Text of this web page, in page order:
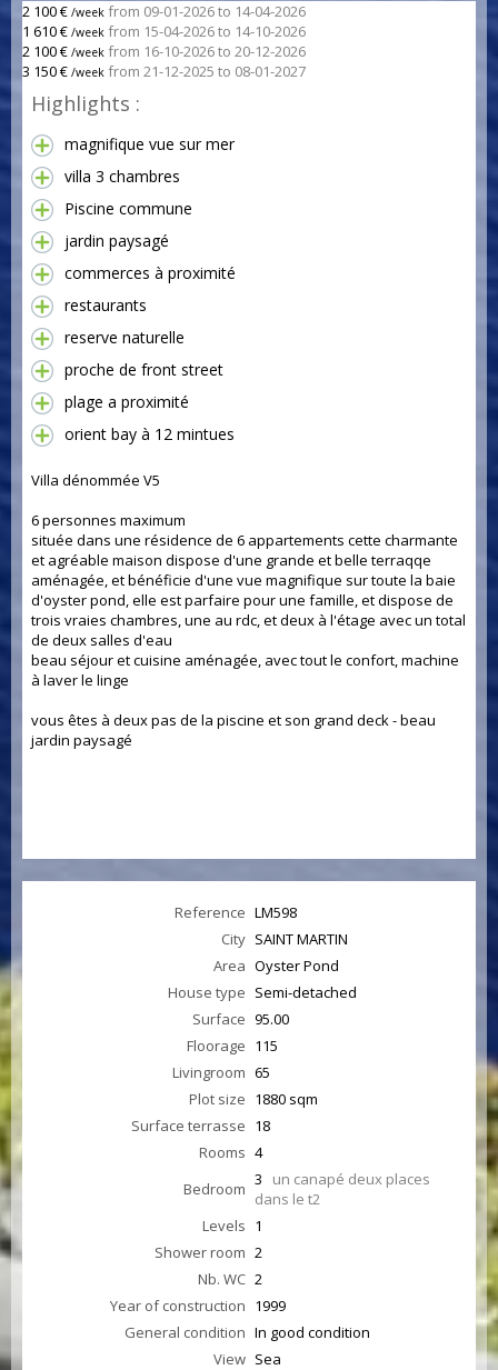
2 100 € /week from 09-01-2026 to 14-04-2026
1 610 € /week from 15-04-2026 to 14-10-2026
2 100 € /week from 16-10-2026 to 20-12-2026
3 150 € /week from 21-12-2025 to 08-01-2027
Highlights :
magnifique vue sur mer
villa 3 chambres
Piscine commune
jardin paysagé
commerces à proximité
restaurants
reserve naturelle
proche de front street
plage a proximité
orient bay à 12 mintues
Villa dénommée V5
6 personnes maximum
située dans une résidence de 6 appartements cette charmante
et agréable maison dispose d'une grande et belle terraqqe
aménagée, et bénéficie d'une vue magnifique sur toute la baie
d'oyster pond, elle est parfaire pour une famille, et dispose de
trois vraies chambres, une au rdc, et deux à l'étage avec un total
de deux salles d'eau
beau séjour et cuisine aménagée, avec tout le confort, machine
à laver le linge
vous êtes à deux pas de la piscine et son grand deck - beau
jardin paysagé
Reference LM598
City SAINT MARTIN
Area Oyster Pond
House type Semi-detached
Surface 95.00
Floorage 115
Livingroom 65
Plot size 1880 sqm
Surface terrasse 18
Rooms 4
Bedroom 3 un canapé deux places
dans le t2
Levels 1
Shower room 2
Nb. WC 2
Year of construction 1999
General condition In good condition
View Sea